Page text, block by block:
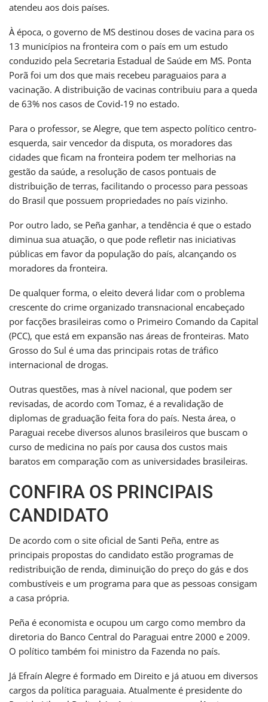
atendeu aos dois países.
À época, o governo de MS destinou doses de vacina para os
13 municípios na fronteira com o país em um estudo
conduzido pela Secretaria Estadual de Saúde em MS. Ponta
Porã foi um dos que mais recebeu paraguaios para a
vacinação. A distribuição de vacinas contribuiu para a queda
de 63% nos casos de Covid-19 no estado.
Para o professor, se Alegre, que tem aspecto político centro-
esquerda, sair vencedor da disputa, os moradores das
cidades que ficam na fronteira podem ter melhorias na
gestão da saúde, a resolução de casos pontuais de
distribuição de terras, facilitando o processo para pessoas
do Brasil que possuem propriedades no país vizinho.
Por outro lado, se Peña ganhar, a tendência é que o estado
diminua sua atuação, o que pode refletir nas iniciativas
públicas em favor da população do país, alcançando os
moradores da fronteira.
De qualquer forma, o eleito deverá lidar com o problema
crescente do crime organizado transnacional encabeçado
por facções brasileiras como o Primeiro Comando da Capital
(PCC), que está em expansão nas áreas de fronteiras. Mato
Grosso do Sul é uma das principais rotas de tráfico
internacional de drogas.
Outras questões, mas à nível nacional, que podem ser
revisadas, de acordo com Tomaz, é a revalidação de
diplomas de graduação feita fora do país. Nesta área, o
Paraguai recebe diversos alunos brasileiros que buscam o
curso de medicina no país por causa dos custos mais
baratos em comparação com as universidades brasileiras.
CONFIRA OS PRINCIPAIS
CANDIDATO
De acordo com o site oficial de Santi Peña, entre as
principais propostas do candidato estão programas de
redistribuição de renda, diminuição do preço do gás e dos
combustíveis e um programa para que as pessoas consigam
a casa própria.
Peña é economista e ocupou um cargo como membro da
diretoria do Banco Central do Paraguai entre 2000 e 2009.
O político também foi ministro da Fazenda no país.
Já Efraín Alegre é formado em Direito e já atuou em diversos
cargos da política paraguaia. Atualmente é presidente do